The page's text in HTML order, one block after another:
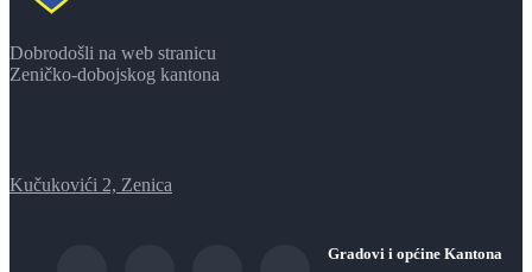
Dobrodošli na web stranicu
Zeničko-dobojskog kantona
Kučukovići 2, Zenica
Gradovi i općine Kantona